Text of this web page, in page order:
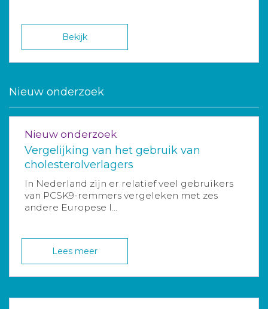
Bekijk
Nieuw onderzoek
Nieuw onderzoek
Vergelijking van het gebruik van
cholesterolverlagers
In Nederland zijn er relatief veel gebruikers
van PCSK9-remmers vergeleken met zes
andere Europese l...
Lees meer